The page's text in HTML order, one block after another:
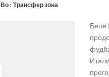
Во : Трансфер зона
Бепе